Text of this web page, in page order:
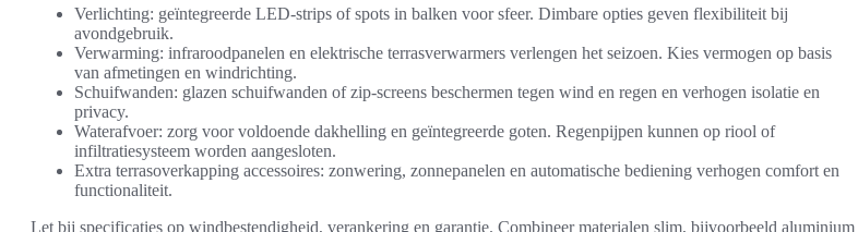
Verlichting: geïntegreerde LED-strips of spots in balken voor sfeer. Dimbare opties geven flexibiliteit bij
avondgebruik.
Verwarming: infraroodpanelen en elektrische terrasverwarmers verlengen het seizoen. Kies vermogen op basis
van afmetingen en windrichting.
Schuifwanden: glazen schuifwanden of zip-screens beschermen tegen wind en regen en verhogen isolatie en
privacy.
Waterafvoer: zorg voor voldoende dakhelling en geïntegreerde goten. Regenpijpen kunnen op riool of
infiltratiesysteem worden aangesloten.
Extra terrasoverkapping accessoires: zonwering, zonnepanelen en automatische bediening verhogen comfort en
functionaliteit.
Let bij specificaties op windbestendigheid, verankering en garantie. Combineer materialen slim, bijvoorbeeld aluminium